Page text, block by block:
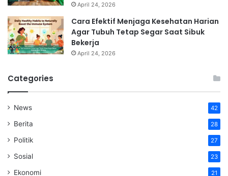
April 24, 2026
Cara Efektif Menjaga Kesehatan Harian
Agar Tubuh Tetap Segar Saat Sibuk
Bekerja
April 24, 2026
Categories
News 42
Berita 28
Politik 27
Sosial 23
Ekonomi 21